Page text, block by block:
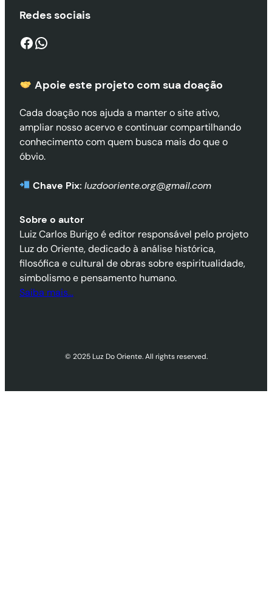
Redes sociais
Facebook WhatsApp
Apoie este projeto com sua doação
Cada doação nos ajuda a manter o site ativo,
ampliar nosso acervo e continuar compartilhando
conhecimento com quem busca mais do que o
óbvio.
Chave Pix: luzdooriente.org@gmail.com
Sobre o autor
Luiz Carlos Burigo é editor responsável pelo projeto
Luz do Oriente, dedicado à análise histórica,
filosófica e cultural de obras sobre espiritualidade,
simbolismo e pensamento humano.
Saiba mais…
© 2025 Luz Do Oriente. All rights reserved.